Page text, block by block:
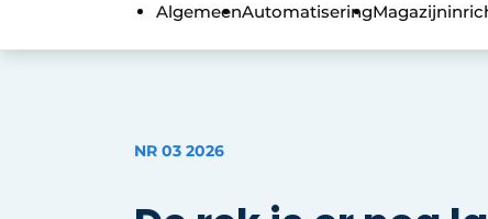
AlgemeenAutomatisering
NR 03 2026